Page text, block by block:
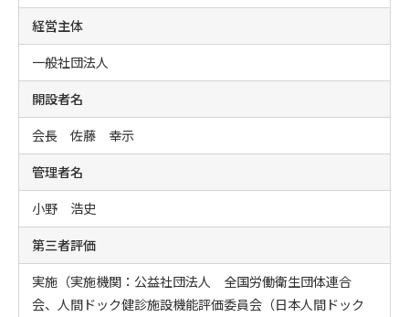
経営主体
一般社団法人
開設者名
会長 佐藤 幸示
管理者名
小野 浩史
第三者評価
実施（実施機関：公益社団法人 全国労働衛生団体連合
会、人間ドック健診施設機能評価委員会（日本人間ドック